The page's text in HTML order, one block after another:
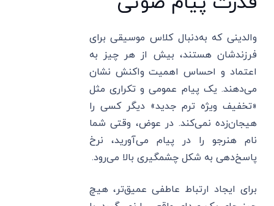
والدینی که به‌دنبال کلاس موسیقی برای
فرزندشان هستند، بیش از هر چیز به
اعتماد و احساس اهمیت واکنش نشان
می‌دهند. یک پیام عمومی و تکراری مثل
«تخفیف ویژه ترم جدید» دیگر کسی را
هیجان‌زده نمی‌کند. در عوض، وقتی شما
نام هنرجو را در پیام می‌آورید، نرخ
پاسخ‌دهی به شکل چشمگیری بالا می‌رود.
برای ایجاد ارتباط عاطفی عمیق‌تر، هیچ